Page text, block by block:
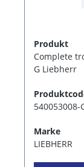
Produkt
Complete
G Liebherr
540053008-
Marke
LIEBHERR